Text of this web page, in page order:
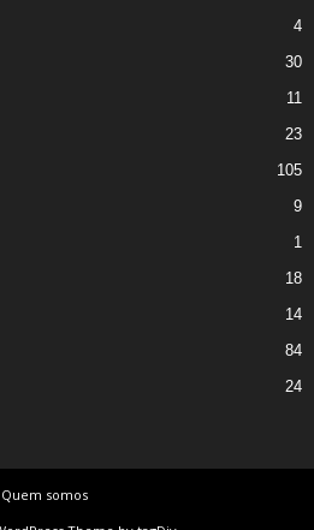
4
30
11
23
105
9
1
18
14
84
24
Quem somos